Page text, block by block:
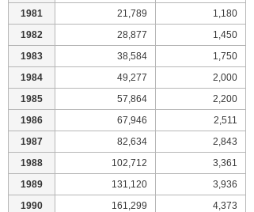
1981
21,789
1,180
1982
28,877
1,450
1983
38,584
1,750
1984
49,277
2,000
1985
57,864
2,200
1986
67,946
2,511
1987
82,634
2,843
1988
102,712
3,361
1989
131,120
3,936
1990
161,299
4,373